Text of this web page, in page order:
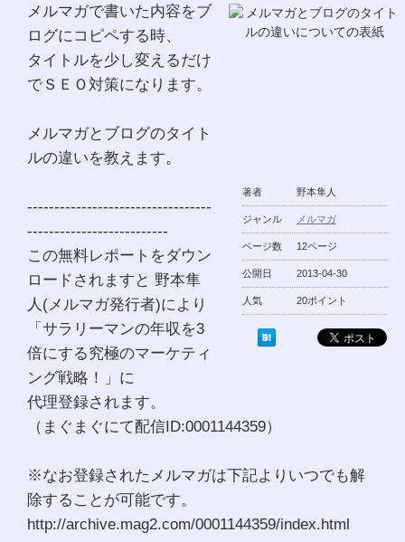
著者 野本隼人
ジャンル メルマガ
ページ数 12ページ
公開日 2013-04-30
人気 20ポイント
メルマガで書いた内容をブ
ログにコピペする時、
タイトルを少し変えるだけ
でＳＥＯ対策になります。
メルマガとブログのタイト
ルの違いを教えます。
----------------------------------
--------------------------
この無料レポートをダウン
ロードされますと 野本隼
人(メルマガ発行者)により
「サラリーマンの年収を3
倍にする究極のマーケティ
ング戦略！」に
代理登録されます。
（まぐまぐにて配信ID:0001144359）
※なお登録されたメルマガは下記よりいつでも解
除することが可能です。
http://archive.mag2.com/0001144359/index.html